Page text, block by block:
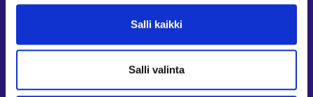
Salli kaikki
Salli valinta
Muualla verkossa
Työ- ja elinkeinoministeriö⁠